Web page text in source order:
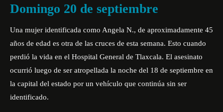
Domingo 20 de septiembre
Una mujer identificada como Angela N., de aproximadamente 45
años de edad es otra de las cruces de esta semana. Esto cuando
perdió la vida en el Hospital General de Tlaxcala. El asesinato
ocurrió luego de ser atropellada la noche del 18 de septiembre en
la capital del estado por un vehículo que continúa sin ser
identificado.